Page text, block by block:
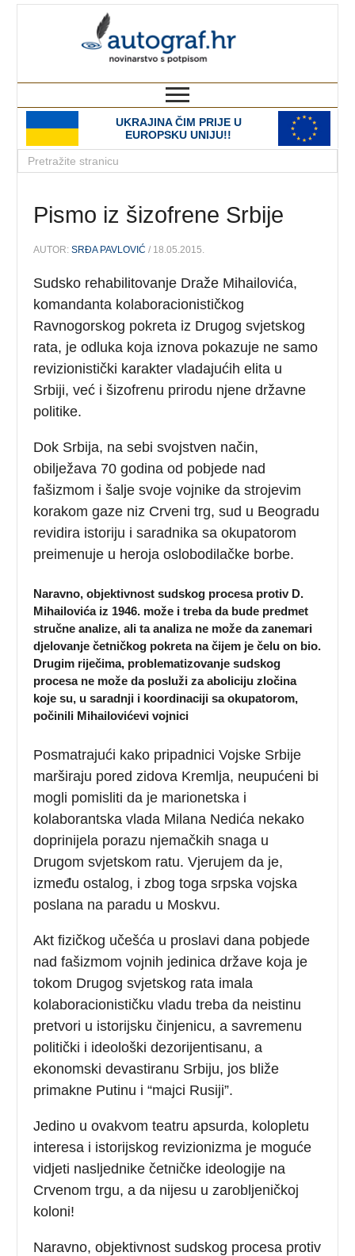
UKRAJINA ČIM PRIJE U
EUROPSKU UNIJU!!
Pismo iz šizofrene Srbije
AUTOR:SRĐA PAVLOVIĆ / 18.05.2015.
Sudsko rehabilitovanje Draže Mihailovića,
komandanta kolaboracionističkog
Ravnogorskog pokreta iz Drugog svjetskog
rata, je odluka koja iznova pokazuje ne samo
revizionistički karakter vladajućih elita u
Srbiji, već i šizofrenu prirodu njene državne
politike.
Dok Srbija, na sebi svojstven način,
obilježava 70 godina od pobjede nad
fašizmom i šalje svoje vojnike da strojevim
korakom gaze niz Crveni trg, sud u Beogradu
revidira istoriju i saradnika sa okupatorom
preimenuje u heroja oslobodilačke borbe.
Naravno, objektivnost sudskog procesa protiv D.
Mihailovića iz 1946. može i treba da bude predmet
stručne analize, ali ta analiza ne može da zanemari
djelovanje četničkog pokreta na čijem je čelu on bio.
Drugim riječima, problematizovanje sudskog
procesa ne može da posluži za aboliciju zločina
koje su, u saradnji i koordinaciji sa okupatorom,
počinili Mihailovićevi vojnici
Posmatrajući kako pripadnici Vojske Srbije
marširaju pored zidova Kremlja, neupućeni bi
mogli pomisliti da je marionetska i
kolaborantska vlada Milana Nedića nekako
doprinijela porazu njemačkih snaga u
Drugom svjetskom ratu. Vjerujem da je,
između ostalog, i zbog toga srpska vojska
poslana na paradu u Moskvu.
Akt fizičkog učešća u proslavi dana pobjede
nad fašizmom vojnih jedinica države koja je
tokom Drugog svjetskog rata imala
kolaboracionističku vladu treba da neistinu
pretvori u istorijsku činjenicu, a savremenu
politički i ideološki dezorijentisanu, a
ekonomski devastiranu Srbiju, jos bliže
primakne Putinu i “majci Rusiji”.
Jedino u ovakvom teatru apsurda, kolopletu
interesa i istorijskog revizionizma je moguće
vidjeti nasljednike četničke ideologije na
Crvenom trgu, a da nijesu u zarobljeničkoj
koloni!
Naravno, objektivnost sudskog procesa protiv